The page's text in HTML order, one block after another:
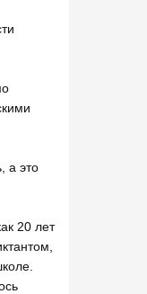
а это
20 лет